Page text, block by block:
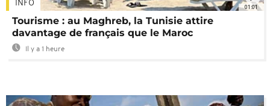
01:01
INFO
Tourisme : au Maghreb, la Tunisie attire
davantage de français que le Maroc
Il y a 1 heure